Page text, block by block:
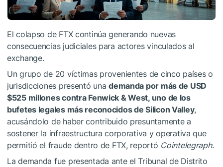
El colapso de FTXcontinúa generando nuevas
consecuencias judiciales para actores vinculados al
exchange.
Un grupo de 20 víctimas provenientes de cinco países o
jurisdicciones presentó unademanda por más de USD
$525 millones contra Fenwick & West, uno de los
bufetes legales más reconocidos de Silicon Valley,
acusándolo de haber contribuido presuntamente a
sostener la infraestructura corporativa y operativa que
permitió el fraude dentro de FTX, reportó Cointelegraph.
La demanda fue presentada ante el Tribunal de Distrito